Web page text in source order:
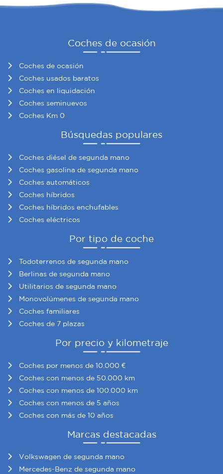
Coches de ocasión
Coches de ocasión
Coches usados baratos
Coches en liquidación
Coches seminuevos
Coches Km 0
Búsquedas populares
Coches diésel de segunda mano
Coches gasolina de segunda mano
Coches automáticos
Coches híbridos
Coches híbridos enchufables
Coches eléctricos
Por tipo de coche
Todoterrenos de segunda mano
Berlinas de segunda mano
Utilitarios de segunda mano
Monovolúmenes de segunda mano
Coches familiares
Coches de 7 plazas
Por precio y kilometraje
Coches por menos de 10.000 €
Coches con menos de 50.000 km
Coches con menos de 100.000 km
Coches con menos de 5 años
Coches con más de 10 años
Marcas destacadas
Volkswagen de segunda mano
Mercedes-Benz de segunda mano